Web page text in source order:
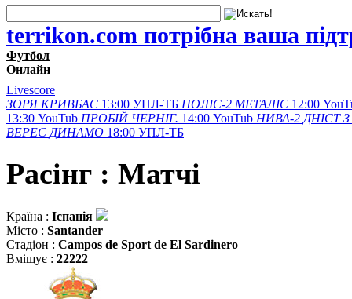
terrikon.com потрібна ваша
Футбол
Онлайн
Livescore
ЗОРЯ КРИВБАС 13:00 УПЛ-ТБ ПОЛІС-2 МЕТАЛІС 12:00
13:30 YouTub ПРОБІЙ ЧЕРНІГ. 14:00 YouTub НИВА-2 ДНІСТ З
ВЕРЕС ДИНАМО 18:00 УПЛ-ТБ
Расінг : Матчi
Країна : Іспанія
Місто : Santander
Стадіон : Campos de Sport de El Sardinero
Вміщує : 22222